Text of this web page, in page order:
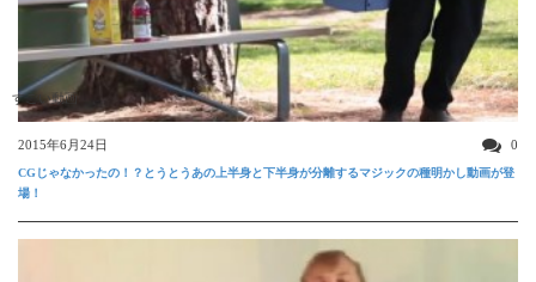
すごい動画
2015年6月24日 0
CGじゃなかったの！？とうとうあの上半身と下半身が分離するマジックの種明かし動画が登
場！